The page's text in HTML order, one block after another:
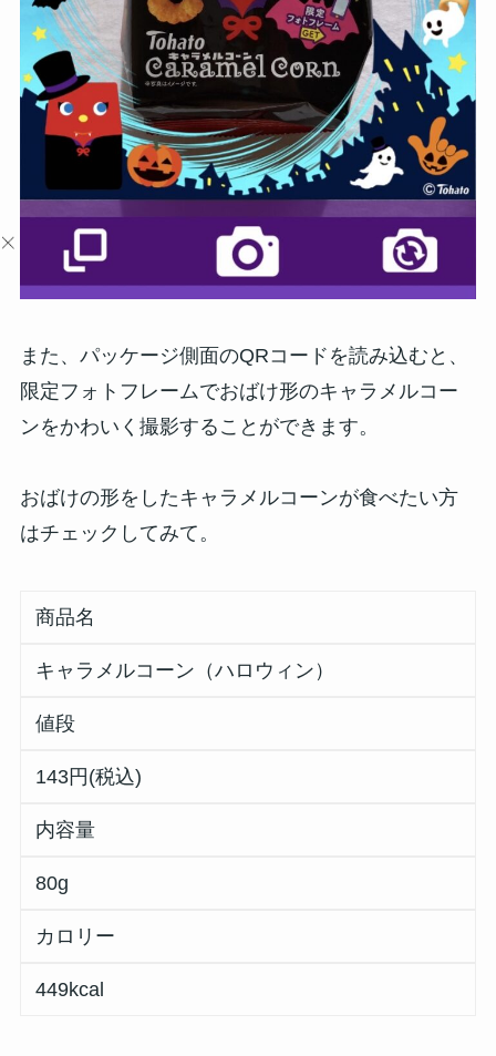
また、パッケージ側面のQRコードを読み込むと、
限定フォトフレームでおばけ形のキャラメルコー
ンをかわいく撮影することができます。
おばけの形をしたキャラメルコーンが食べたい方
はチェックしてみて。
商品名
キャラメルコーン（ハロウィン）
値段
143円(税込)
内容量
80g
カロリー
449kcal